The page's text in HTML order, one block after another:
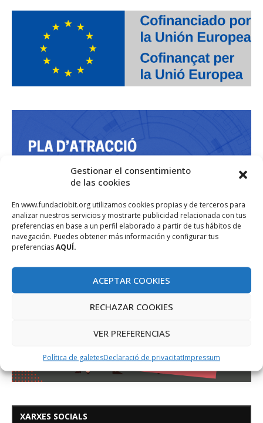
Gestionar el consentimiento
de las cookies
En www.fundaciobit.org utilizamos cookies propias y de terceros para
analizar nuestros servicios y mostrarte publicidad relacionada con tus
preferencias en base a un perfil elaborado a partir de tus hábitos de
navegación. Puedes obtener más información y configurar tus
preferenciasAQUÍ.
ACEPTAR COOKIES
RECHAZAR COOKIES
VER PREFERENCIAS
Política de galetesDeclaració de privacitatImpressum
XARXES SOCIALS